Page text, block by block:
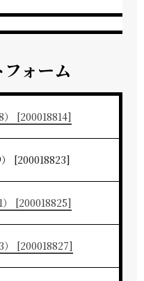
ォーム
） [200018814]
[200018823]
） [200018825]
） [200018827]